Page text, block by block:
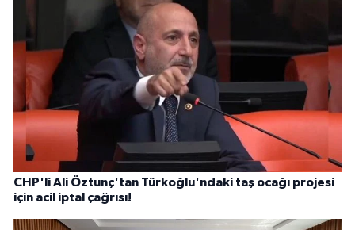
CHP'li Ali Öztunç'tan Türkoğlu'ndaki taş ocağı projesi
için acil iptal çağrısı!